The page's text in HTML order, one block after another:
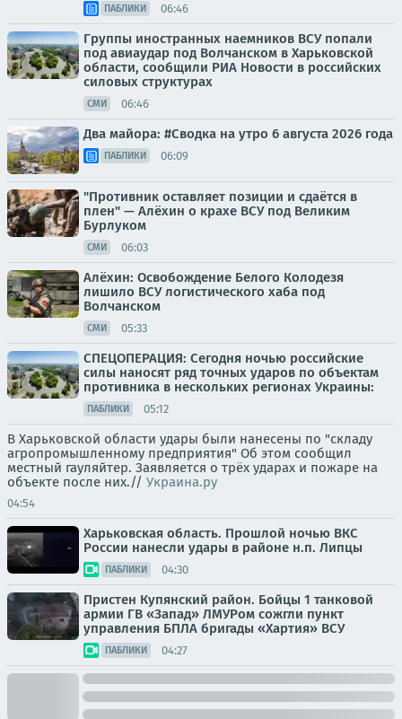
ПАБЛИКИ 06:46
Группы иностранных наемников ВСУ попали
под авиаудар под Волчанском в Харьковской
области, сообщили РИА Новости в российских
силовых структурах
СМИ 06:46
Два майора: #Сводка на утро 6 августа 2026 года
ПАБЛИКИ 06:09
"Противник оставляет позиции и сдаётся в
плен" — Алёхин о крахе ВСУ под Великим
Бурлуком
СМИ 06:03
Алёхин: Освобождение Белого Колодезя
лишило ВСУ логистического хаба под
Волчанском
СМИ 05:33
СПЕЦОПЕРАЦИЯ: Сегодня ночью российские
силы наносят ряд точных ударов по объектам
противника в нескольких регионах Украины:
ПАБЛИКИ 05:12
В Харьковской области удары были нанесены по "складу
агропромышленному предприятия" Об этом сообщил
местный гауляйтер. Заявляется о трёх ударах и пожаре на
объекте после них.// Украина.ру
04:54
Харьковская область. Прошлой ночью ВКС
России нанесли удары в районе н.п. Липцы
ПАБЛИКИ 04:30
Пристен Купянский район. Бойцы 1 танковой
армии ГВ «Запад» ЛМУРом сожгли пункт
управления БПЛА бригады «Хартия» ВСУ
ПАБЛИКИ 04:27